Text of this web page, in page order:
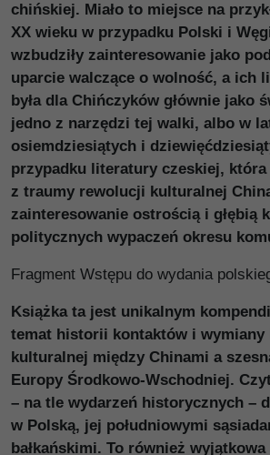
chińskiej. Miało to miejsce na
XX wieku w przypadku Polski i
wzbudziły zainteresowanie jako
uparcie walczące o wolność, a ich
była dla Chińczyków głównie jako
jedno z narzędzi tej walki, albo w
osiemdziesiątych i
przypadku literatury czeskiej,
z traumy rewolucji kulturalnej
zainteresowanie ostrością i głębią
politycznych wypaczeń okresu
Fragment Wstępu do wydania
Książka ta jest unikalnym
temat historii kontaktów i wymiany
kulturalnej między Chinami a
Europy Środkowo-Wschodniej.
– na tle wydarzeń historycznych –
w Polską, jej południowymi
bałkańskimi. To również